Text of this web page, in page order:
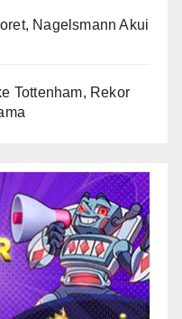
Nagelsmann Akui
Tottenham, Rekor